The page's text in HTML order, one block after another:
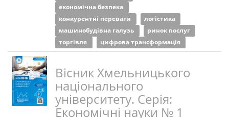
економічна безпека
конкурентні переваги
логістика
машинобудівна галузь
ринок послуг
торгівля
цифрова трансформація
Вісник Хмельницького
національного
університету. Серія:
Економічні науки № 1